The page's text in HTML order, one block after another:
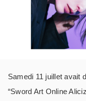
Samedi 11 juillet avait
“Sword Art Online